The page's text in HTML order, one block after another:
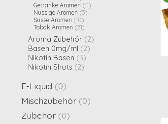
Getränke Aromen (11)
Nussige Aromen (3)
Süsse Aromen (10)
Tabak Aromen (21)
Aroma Zubehör (2)
Basen 0mg/ml (2)
Nikotin Basen (3)
Nikotin Shots (2)
E-Liquid (0)
Mischzubehör (0)
Zubehör (0)